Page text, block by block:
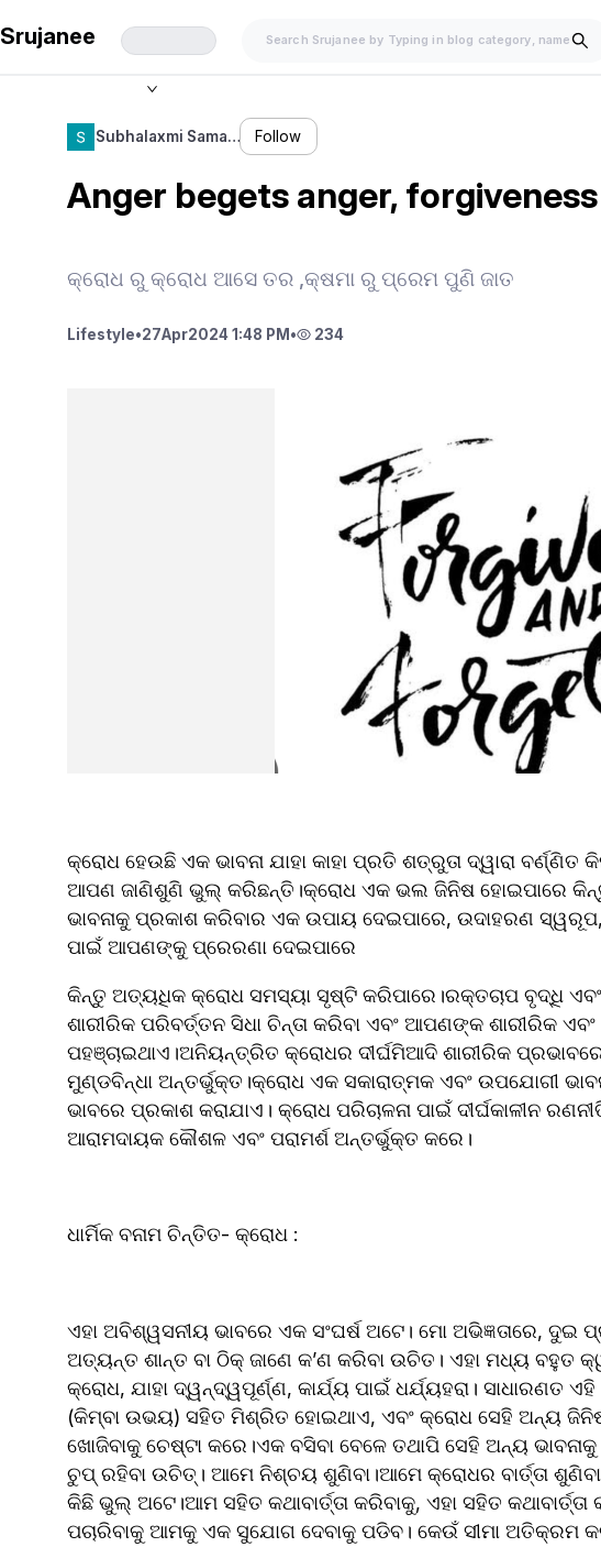
Srujanee
Subhalaxmi Sama… Follow
Anger begets anger,
କ୍ରୋଧ ରୁ କ୍ରୋଧ ଆସେ ତର ,କ୍ଷମା ରୁ ପ୍ରେମ ପୁଣି ଜାତ
Lifestyle•27Apr2024 1:48 PM • 234
କ୍ରୋଧ ହେଉଛି ଏକ ଭାବନା ଯାହା କାହା ପ୍ରତି ଶତ୍ରୁତା ଦ୍ୱାରା
ଆପଣ ଜାଣିଶୁଣି ଭୁଲ୍ କରିଛନ୍ତି।କ୍ରୋଧ ଏକ ଭଲ ଜିନିଷ ହୋଇପାରେ
ଭାବନାକୁ ପ୍ରକାଶ କରିବାର ଏକ ଉପାୟ ଦେଇପାରେ, ଉଦାହରଣ
ପାଇଁ ଆପଣଙ୍କୁ ପ୍ରେରଣା ଦେଇପାରେ
କିନ୍ତୁ ଅତ୍ୟଧିକ କ୍ରୋଧ ସମସ୍ୟା ସୃଷ୍ଟି କରିପାରେ।ରକ୍ତଚାପ ବୃଦ୍ଧି
ଶାରୀରିକ ପରିବର୍ତ୍ତନ ସିଧା ଚିନ୍ତା କରିବା ଏବଂ ଆପଣଙ୍କ ଶାରୀରିକ
ପହଞ୍ଚାଇଥାଏ।ଅନିୟନ୍ତ୍ରିତ କ୍ରୋଧର ଦୀର୍ଘମିଆଦି ଶାରୀରିକ
ମୁଣ୍ଡବିନ୍ଧା ଅନ୍ତର୍ଭୁକ୍ତ।କ୍ରୋଧ ଏକ ସକାରାତ୍ମକ ଏବଂ ଉପଯୋଗୀ
ଭାବରେ ପ୍ରକାଶ କରାଯାଏ। କ୍ରୋଧ ପରିଚାଳନା ପାଇଁ ଦୀର୍ଘକାଳୀନ
ଆରାମଦାୟକ କୌଶଳ ଏବଂ ପରାମର୍ଶ ଅନ୍ତର୍ଭୁକ୍ତ କରେ।
ଧାର୍ମିକ ବନାମ ଚିନ୍ତିତ- କ୍ରୋଧ :
ଏହା ଅବିଶ୍ୱସନୀୟ ଭାବରେ ଏକ ସଂଘର୍ଷ ଅଟେ। ମୋ ଅଭିଜ୍ଞତାରେ, ଦୁଇ
ଅତ୍ୟନ୍ତ ଶାନ୍ତ ବା ଠିକ୍ ଜାଣେ କ’ଣ କରିବା ଉଚିତ। ଏହା ମଧ୍ୟ ବହୁତ
କ୍ରୋଧ, ଯାହା ଦ୍ୱନ୍ଦ୍ୱପୂର୍ଣ୍ଣ, କାର୍ଯ୍ୟ ପାଇଁ ଧର୍ଯ୍ୟହରା। ସାଧାରଣତ
(କିମ୍ବା ଉଭୟ) ସହିତ ମିଶ୍ରିତ ହୋଇଥାଏ, ଏବଂ କ୍ରୋଧ ସେହି ଅନ୍ୟ
ଖୋଜିବାକୁ ଚେଷ୍ଟା କରେ।ଏକ ବସିବା ବେଳେ ତଥାପି ସେହି ଅନ୍ୟ
ଚୁପ୍ ରହିବା ଉଚିତ୍। ଆମେ ନିଶ୍ଚୟ ଶୁଣିବା।ଆମେ କ୍ରୋଧର ବାର୍ତ୍ତା
କିଛି ଭୁଲ୍ ଅଟେ।ଆମ ସହିତ କଥାବାର୍ତ୍ତା କରିବାକୁ, ଏହା ସହିତ
ପଚାରିବାକୁ ଆମକୁ ଏକ ସୁଯୋଗ ଦେବାକୁ ପଡିବ। କେଉଁ ସୀମା ଅତିକ୍ରମ